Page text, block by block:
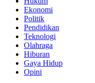
Ekonomi
Politik
Pendidikan
Teknologi
Olahraga
Hiburan
Gaya Hidup
Opini